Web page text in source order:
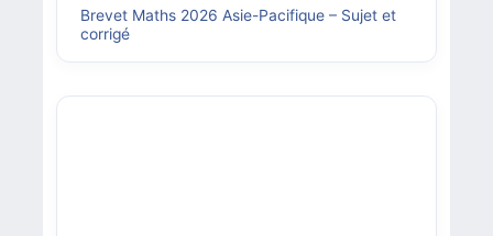
Brevet Maths 2026 Asie-Pacifique – Sujet et
corrigé